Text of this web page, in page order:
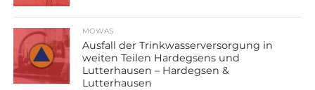
MOWAS
Ausfall der Trinkwasserversorgung in
weiten Teilen Hardegsens und
Lutterhausen – Hardegsen &
Lutterhausen